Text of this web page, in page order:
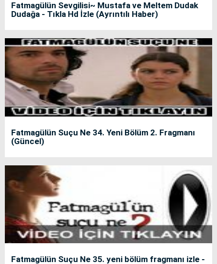
Fatmagülün Sevgilisi~ Mustafa ve Meltem Dudak
Dudağa - Tıkla Hd İzle (Ayrıntılı Haber)
Fatmagülün Suçu Ne 34. Yeni Bölüm 2. Fragmanı
(Güncel)
Fatmagülün Suçu Ne 35. yeni bölüm fragmanı izle -